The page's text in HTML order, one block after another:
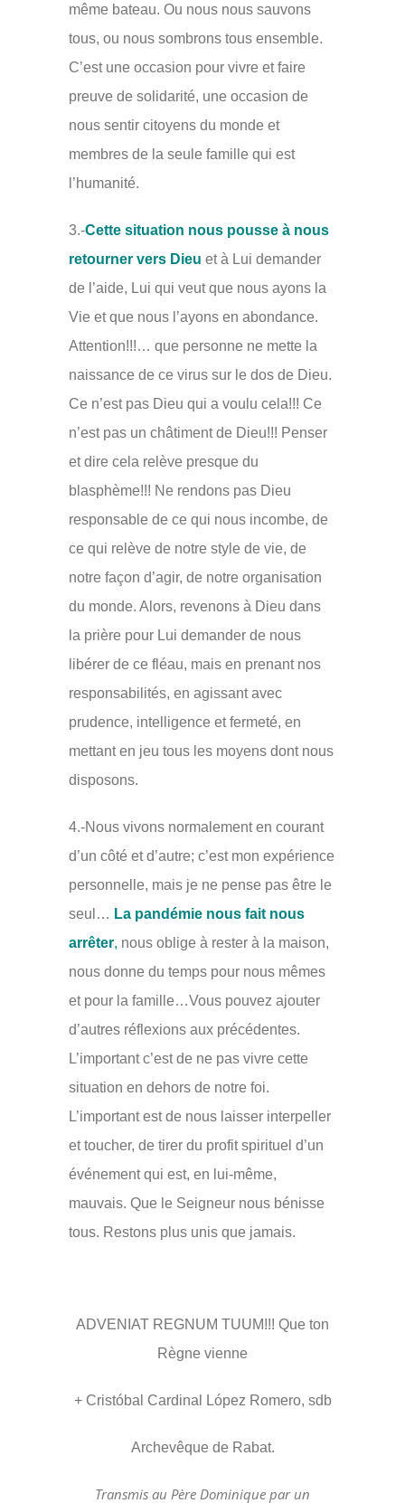
même bateau. Ou nous nous sauvons
tous, ou nous sombrons tous ensemble.
C’est une occasion pour vivre et faire
preuve de solidarité, une occasion de
nous sentir citoyens du monde et
membres de la seule famille qui est
l’humanité.
3.-Cette situation nous pousse à nous
retourner vers Dieu et à Lui demander
de l’aide, Lui qui veut que nous ayons la
Vie et que nous l’ayons en abondance.
Attention!!!… que personne ne mette la
naissance de ce virus sur le dos de Dieu.
Ce n’est pas Dieu qui a voulu cela!!! Ce
n’est pas un châtiment de Dieu!!! Penser
et dire cela relève presque du
blasphème!!! Ne rendons pas Dieu
responsable de ce qui nous incombe, de
ce qui relève de notre style de vie, de
notre façon d’agir, de notre organisation
du monde. Alors, revenons à Dieu dans
la prière pour Lui demander de nous
libérer de ce fléau, mais en prenant nos
responsabilités, en agissant avec
prudence, intelligence et fermeté, en
mettant en jeu tous les moyens dont nous
disposons.
4.-Nous vivons normalement en courant
d’un côté et d’autre; c’est mon expérience
personnelle, mais je ne pense pas être le
seul… La pandémie nous fait nous
arrêter, nous oblige à rester à la maison,
nous donne du temps pour nous mêmes
et pour la famille…Vous pouvez ajouter
d’autres réflexions aux précédentes.
L’important c’est de ne pas vivre cette
situation en dehors de notre foi.
L’important est de nous laisser interpeller
et toucher, de tirer du profit spirituel d’un
événement qui est, en lui-même,
mauvais. Que le Seigneur nous bénisse
tous. Restons plus unis que jamais.
ADVENIAT REGNUM TUUM!!! Que ton
Règne vienne
+ Cristóbal Cardinal López Romero, sdb
Archevêque de Rabat.
Transmis au Père Dominique par un